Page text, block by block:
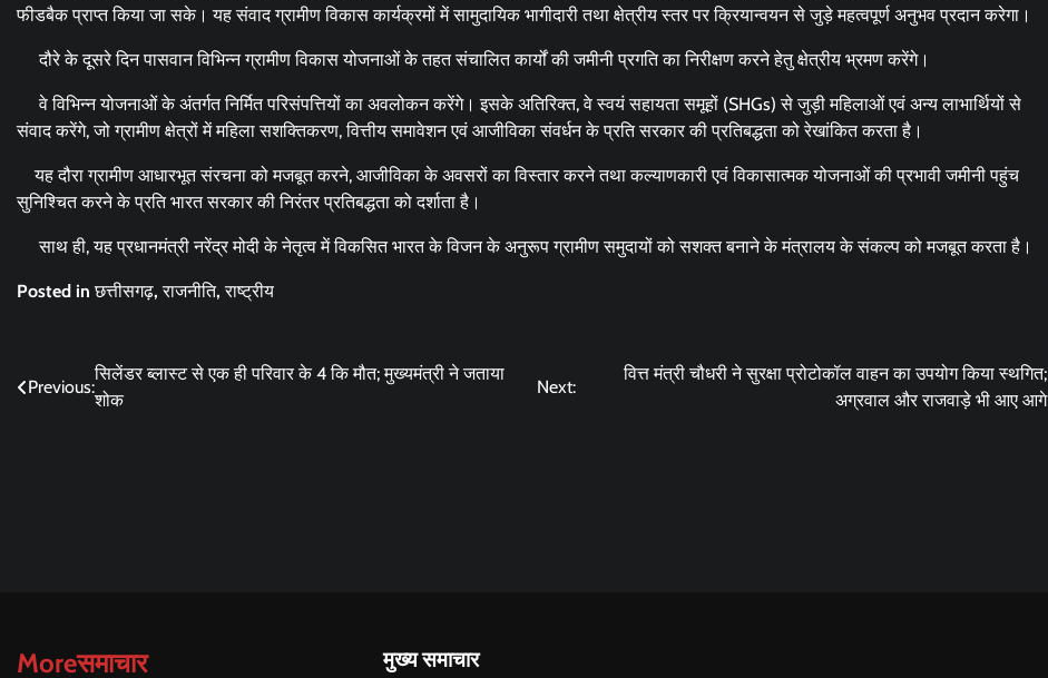
फीडबैक प्राप्त किया जा सके। यह संवाद ग्रामीण विकास कार्यक्रमों में सामुदायिक भागीदारी तथा क्षेत्रीय स्तर पर क्रियान्वयन से जुड़े महत्वपूर्ण अनुभव प्रदान करेगा।
दौरे के दूसरे दिन पासवान विभिन्न ग्रामीण विकास योजनाओं के तहत संचालित कार्यों की जमीनी प्रगति का निरीक्षण करने हेतु क्षेत्रीय भ्रमण करेंगे।
वे विभिन्न योजनाओं के अंतर्गत निर्मित परिसंपत्तियों का अवलोकन करेंगे। इसके अतिरिक्त, वे स्वयं सहायता समूहों (SHGs) से जुड़ी महिलाओं एवं अन्य लाभार्थियों से
संवाद करेंगे, जो ग्रामीण क्षेत्रों में महिला सशक्तिकरण, वित्तीय समावेशन एवं आजीविका संवर्धन के प्रति सरकार की प्रतिबद्धता को रेखांकित करता है।
यह दौरा ग्रामीण आधारभूत संरचना को मजबूत करने, आजीविका के अवसरों का विस्तार करने तथा कल्याणकारी एवं विकासात्मक योजनाओं की प्रभावी जमीनी पहुंच
सुनिश्चित करने के प्रति भारत सरकार की निरंतर प्रतिबद्धता को दर्शाता है।
साथ ही, यह प्रधानमंत्री नरेंद्र मोदी के नेतृत्व में विकसित भारत के विजन के अनुरूप ग्रामीण समुदायों को सशक्त बनाने के मंत्रालय के संकल्प को मजबूत करता है।
Posted inछत्तीसगढ़,राजनीति,राष्ट्रीय
Post
Previous:
सिलेंडर ब्लास्ट से एक ही परिवार के 4 कि मौत; मुख्यमंत्री ने जताया
शोक
Next:
वित्त मंत्री चौधरी ने सुरक्षा प्रोटोकॉल वाहन का उपयोग किया स्थगित;
अग्रवाल और राजवाड़े भी आए आगे
Moreसमाचार मुख्य समाचार